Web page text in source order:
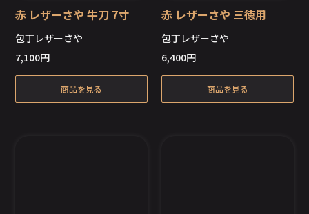
赤 レザーさや 牛刀 7寸
包丁レザーさや
7,100円
商品を見る
赤 レザーさや 三徳用
包丁レザーさや
6,400円
商品を見る